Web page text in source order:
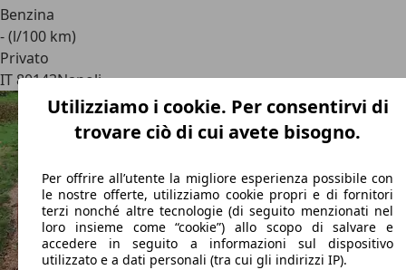
Benzina
- (l/100 km)
Privato
IT 80143Napoli
Utilizziamo i cookie. Per consentirvi di
trovare ciò di cui avete bisogno.
Per offrire all’utente la migliore esperienza possibile con
le nostre offerte, utilizziamo cookie propri e di fornitori
terzi nonché altre tecnologie (di seguito menzionati nel
loro insieme come “cookie”) allo scopo di salvare e
accedere in seguito a informazioni sul dispositivo
utilizzato e a dati personali (tra cui gli indirizzi IP).